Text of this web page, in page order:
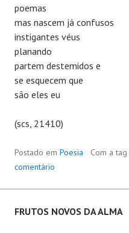
poemas
mas nascem já confusos
instigantes véus
planando
partem destemidos e
se esquecem que
são eles eu
(scs, 21410)
Postado em Poesia Com a tag
comentário
FRUTOS NOVOS DA ALMA